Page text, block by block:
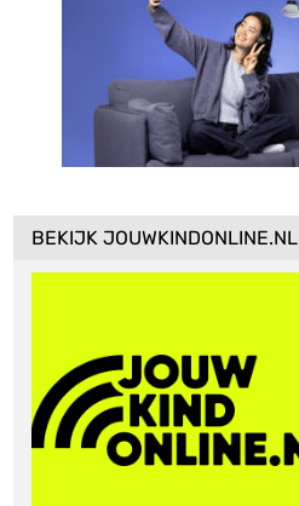
BEKIJK JOUWKINDONLINE.NL